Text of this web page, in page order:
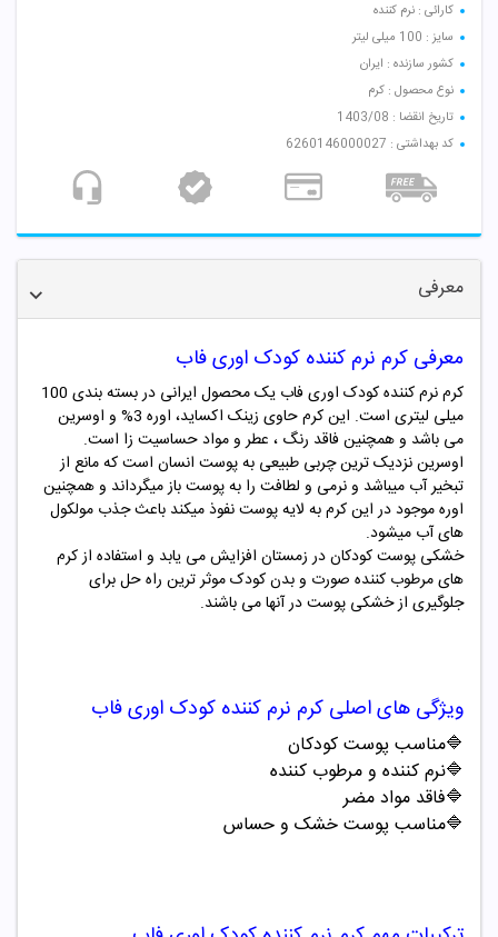
کارائی : نرم کننده
سایز : 100 میلی لیتر
کشور سازنده : ایران
نوع محصول : کرم
تاریخ انقضا : 1403/08
کد بهداشتی : 6260146000027
معرفی
معرفی کرم نرم کننده کودک اوری فاب
کرم نرم کننده
کودک اوری فاب یک محصول ایرانی در بسته بندی 100
میلی لیتری است. این کرم
حاوی زینک اکساید، اوره 3% و اوسرین
می باشد و همچنین فاقد رنگ ، عطر و مواد حساسیت زا است.
اوسرین نزدیک ترین چربی طبیعی به پوست انسان است که مانع از
تبخیر آب میباشد و نرمی و لطافت را به پوست باز میگرداند و همچنین
اوره موجود در این کرم به لایه پوست نفوذ میکند باعث جذب مولکول
های آب میشود.
خشکی پوست کودکان در زمستان افزایش می یابد و استفاده از کرم
های مرطوب کننده صورت و بدن کودک موثر ترین راه حل برای
جلوگیری از خشکی پوست در آنها می باشند.
ویژگی های اصلی کرم نرم کننده کودک اوری فاب
🔷مناسب پوست کودکان
🔷نرم کننده و مرطوب کننده
🔷فاقد مواد مضر
🔷مناسب پوست خشک و حساس